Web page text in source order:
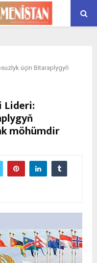
üçin Bitaraplygyň
Lideri:
möhümdir